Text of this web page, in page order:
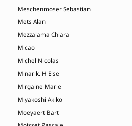
Meschenmoser Sebastian
Mets Alan
Mezzalama Chiara
Micao
Michel Nicolas
Minarik. H Else
Mirgaine Marie
Miyakoshi Akiko
Moeyaert Bart